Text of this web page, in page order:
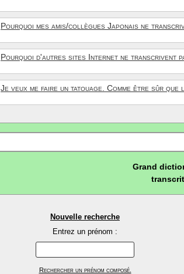
Pourquoi mes amis/collègues Japonais ne
Pourquoi d'autres sites Internet ne transcrivent
Je veux me faire un tatouage. Comme être sûr
Grand
Nouvelle recherche
Entrez un prénom :
Rechercher un prénom composé.